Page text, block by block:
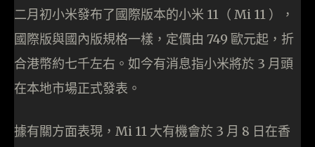
二月初小米發布了國際版本的小米 11（ Mi 11 ），
國際版與國內版規格一樣，定價由 749 歐元起，折
合港幣約七千左右。如今有消息指小米將於 3 月頭
在本地市場正式發表。
據有關方面表現，Mi 11 大有機會於 3 月 8 日在香